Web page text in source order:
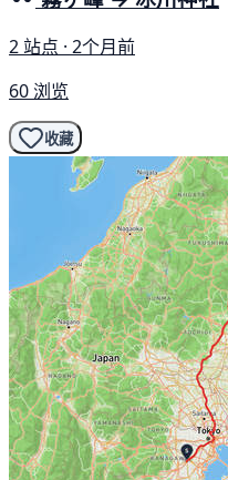
2 站点 · 2个月前
60 浏览
收藏